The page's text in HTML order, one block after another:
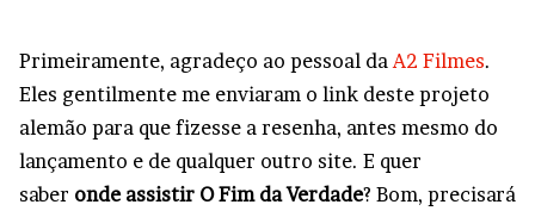
Primeiramente, agradeço ao pessoal daA2 Filmes.
Eles gentilmente me enviaram o link deste projeto
alemão para que fizesse a resenha, antes mesmo do
lançamento e de qualquer outro site. E quer
saber onde assistir O Fim da Verdade? Bom, precisará